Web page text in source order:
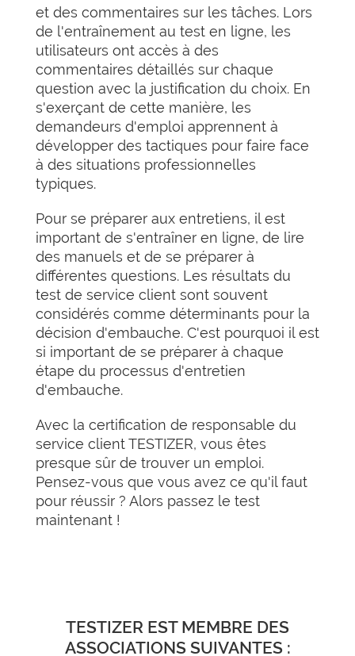
et des commentaires sur les tâches. Lors
de l'entraînement au test en ligne, les
utilisateurs ont accès à des
commentaires détaillés sur chaque
question avec la justification du choix. En
s'exerçant de cette manière, les
demandeurs d'emploi apprennent à
développer des tactiques pour faire face
à des situations professionnelles
typiques.
Pour se préparer aux entretiens, il est
important de s'entraîner en ligne, de lire
des manuels et de se préparer à
différentes questions. Les résultats du
test de service client sont souvent
considérés comme déterminants pour la
décision d'embauche. C'est pourquoi il est
si important de se préparer à chaque
étape du processus d'entretien
d'embauche.
Avec la certification de responsable du
service client TESTIZER, vous êtes
presque sûr de trouver un emploi.
Pensez-vous que vous avez ce qu'il faut
pour réussir ? Alors passez le test
maintenant !
TESTIZER EST MEMBRE DES
ASSOCIATIONS SUIVANTES :